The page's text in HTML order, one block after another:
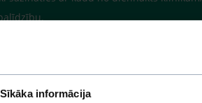
Sīkāka informācija